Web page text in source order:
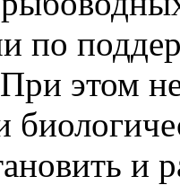
по
этом
и